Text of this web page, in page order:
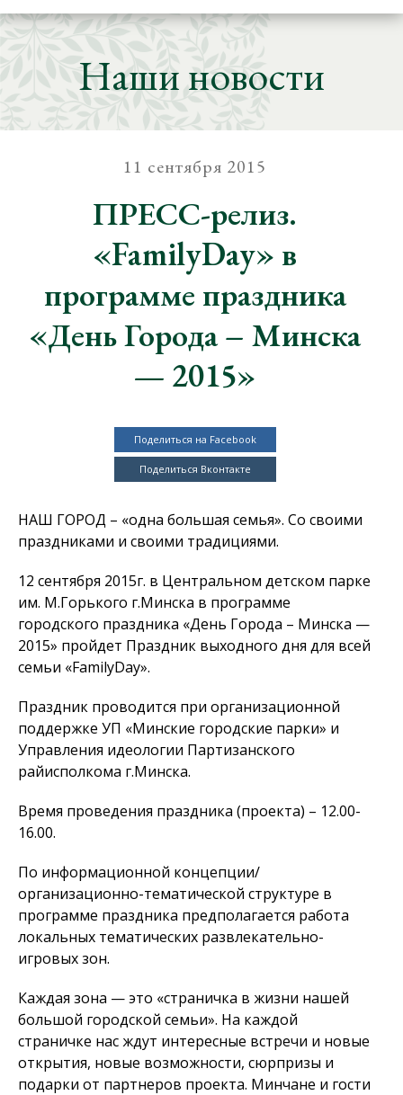
Наши новости
11 сентября 2015
ПРЕСС-релиз.
«FamilyDay» в
программе праздника
«День Города – Минска
— 2015»
Поделиться на Facebook
Поделиться Вконтакте
НАШ ГОРОД – «одна большая семья». Со своими
праздниками и своими традициями.
12 сентября 2015г. в Центральном детском парке
им. М.Горького г.Минска в программе
городского праздника «День Города – Минска —
2015» пройдет Праздник выходного дня для всей
семьи «FamilyDay».
Праздник проводится при организационной
поддержке УП «Минские городские парки» и
Управления идеологии Партизанского
райисполкома г.Минска.
Время проведения праздника (проекта) – 12.00-
16.00.
По информационной концепции/
организационно-тематической структуре в
программе праздника предполагается работа
локальных тематических развлекательно-
игровых зон.
Каждая зона — это «страничка в жизни нашей
большой городской семьи». На каждой
страничке нас ждут интересные встречи и новые
открытия, новые возможности, сюрпризы и
подарки от партнеров проекта. Минчане и гости